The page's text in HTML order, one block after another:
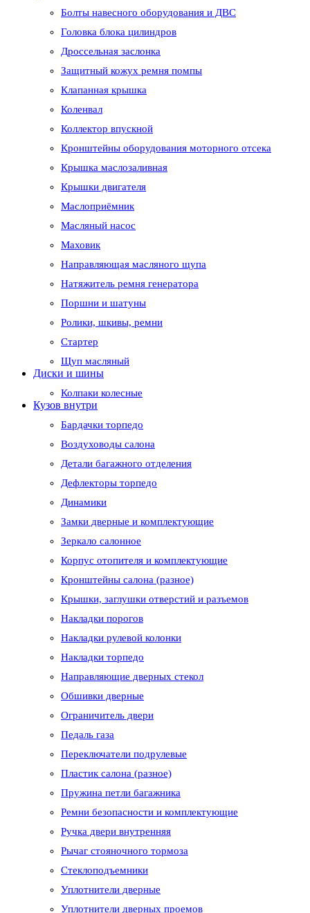
Болты навесного оборудования и ДВС
Головка блока цилиндров
Дроссельная заслонка
Защитный кожух ремня помпы
Клапанная крышка
Коленвал
Коллектор впускной
Кронштейны оборудования моторного отсека
Крышка маслозаливная
Крышки двигателя
Маслоприёмник
Масляный насос
Маховик
Направляющая масляного щупа
Натяжитель ремня генератора
Поршни и шатуны
Ролики, шкивы, ремни
Стартер
Щуп масляный
Диски и шины
Колпаки колесные
Кузов внутри
Бардачки торпедо
Воздуховоды салона
Детали багажного отделения
Дефлекторы торпедо
Динамики
Замки дверные и комплектующие
Зеркало салонное
Корпус отопителя и комплектующие
Кронштейны салона (разное)
Крышки, заглушки отверстий и разъемов
Накладки порогов
Накладки рулевой колонки
Накладки торпедо
Направляющие дверных стекол
Обшивки дверные
Ограничитель двери
Педаль газа
Переключатели подрулевые
Пластик салона (разное)
Пружина петли багажника
Ремни безопасности и комплектующие
Ручка двери внутренняя
Рычаг стояночного тормоза
Стеклоподъемники
Уплотнители дверные
Уплотнители дверных проемов